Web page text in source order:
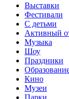
Выставки
Фестивали
С детьми
Активный
Музыка
Шоу
Праздники
Кино
Музеи
Парки